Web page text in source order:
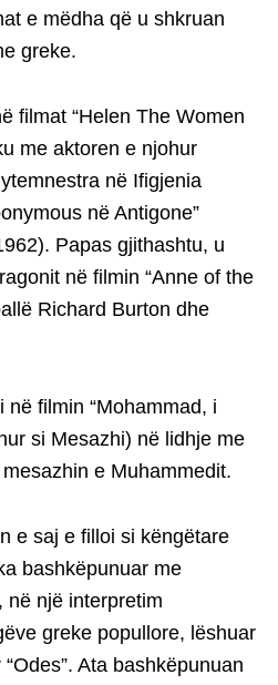
e mëdha që u shkruan
greke.
filmat “Helen The Women
me aktoren e njohur
në Ifigjenia
në Antigone”
Papas gjithashtu, u
në filmin “Anne of the
Richard Burton dhe
filmin “Mohammad, i
si Mesazhi) në lidhje me
e Muhammedit.
e saj e filloi si këngëtare
bashkëpunuar me
në një interpretim
greke popullore, lëshuar
Ata bashkëpunuan